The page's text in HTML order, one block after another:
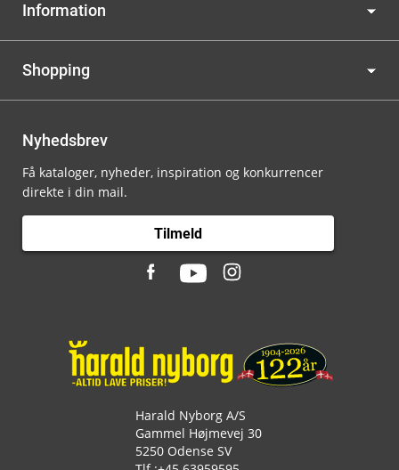
Information
Shopping
Nyhedsbrev
Få kataloger, nyheder, inspiration og konkurrencer
direkte i din mail.
Tilmeld
Harald Nyborg A/S
Gammel Højmevej 30
5250 Odense SV